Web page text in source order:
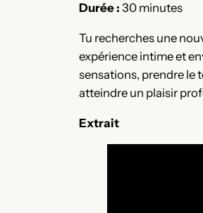
Durée : 30 minutes
Tu recherches une
expérience intime et
sensations, prendre le
atteindre un plaisir
Extrait